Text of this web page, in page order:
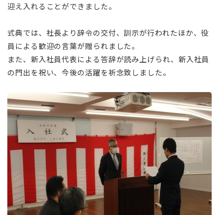
迎え入れることができました。
式典では、社長より辞令の交付、訓示が行われたほか、役
員による歓迎の言葉が贈られました。
また、新入社員代表による答辞が読み上げられ、新入社員
の門出を祝い、今後の活躍を祈念致しました。